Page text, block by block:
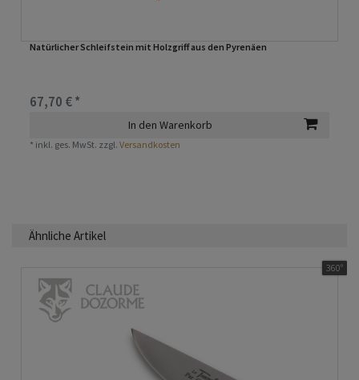
Natürlicher Schleifstein mit Holzgriff aus den Pyrenäen
67,70 € *
In den Warenkorb
* inkl. ges. MwSt. zzgl.Versandkosten
Ähnliche Artikel
360°